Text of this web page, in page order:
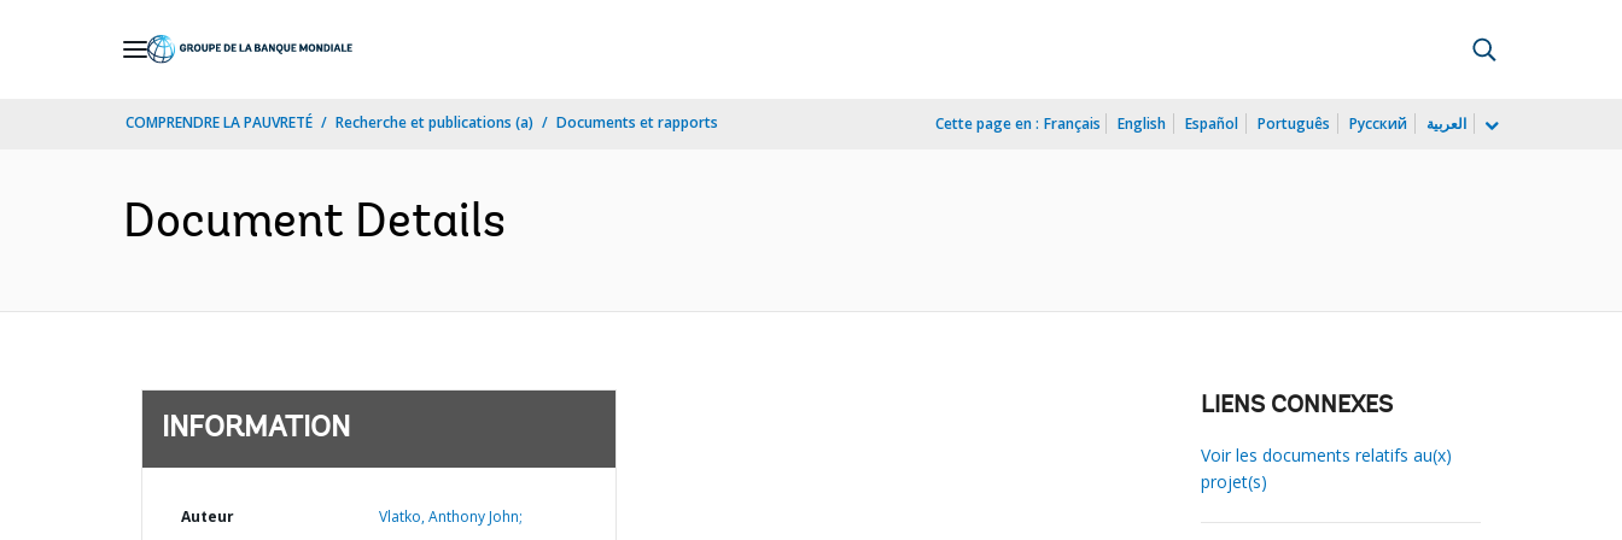
COMPRENDRE LA PAUVRETÉ Recherche et publications (a) Documents et rapports Cette page en : Français English Español Português Русский العربية
Document Details
INFORMATION
Auteur Vlatko, Anthony John;
LIENS CONNEXES
Voir les documents relatifs au(x)
projet(s)